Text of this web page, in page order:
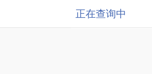
正在查询中